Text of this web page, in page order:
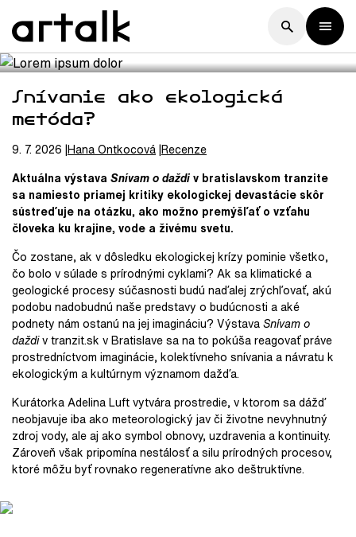
Snívanie ako ekologická
metóda?
9. 7. 2026 HanaOntkocová Recenze
Aktuálna výstava Snívam o daždiv bratislavskom tranzite
sa namiesto priamej kritiky ekologickej devastácie skôr
sústreďuje na otázku, ako možno premýšľať o vzťahu
človeka ku krajine, vode a živému svetu.
Čo zostane, ak v dôsledku ekologickej krízy pominie všetko,
čo bolo v súlade s prírodnými cyklami? Ak sa klimatické a
geologické procesy súčasnosti budú naďalej zrýchľovať, akú
podobu nadobudnú naše predstavy o budúcnosti a aké
podnety nám ostanú na jej imagináciu? VýstavaSnívam o
daždiv tranzit.sk v Bratislave sa na to pokúša reagovať práve
prostredníctvom imaginácie, kolektívneho snívania a návratu k
ekologickým a kultúrnym významom dažďa.
Kurátorka Adelina Luft vytvára prostredie, v ktorom sa dážď
neobjavuje iba ako meteorologický jav či životne nevyhnutný
zdroj vody, ale aj ako symbol obnovy, uzdravenia a kontinuity.
Zároveň však pripomína nestálosť a silu prírodných procesov,
ktoré môžu byť rovnako regeneratívne ako deštruktívne.